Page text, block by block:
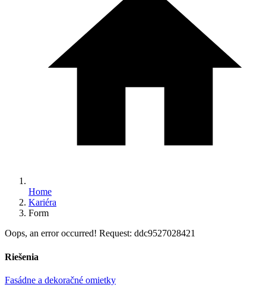
Home
Kariéra
Form
Oops, an error occurred! Request: ddc9527028421
Riešenia
Fasádne a dekoračné omietky